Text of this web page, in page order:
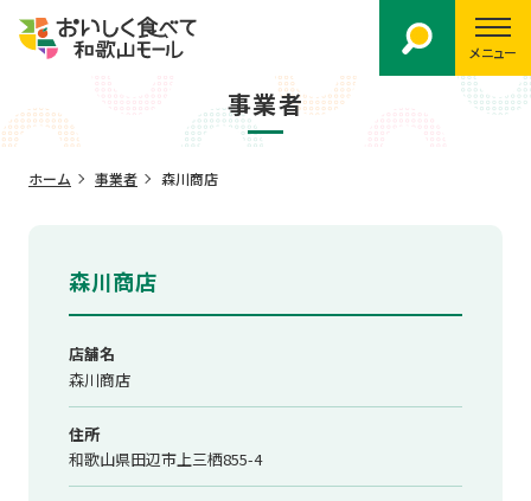
メニュー
事業者
ホーム 事業者 森川商店
森川商店
店舗名
森川商店
住所
和歌山県田辺市上三栖855-4